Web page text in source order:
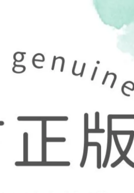
【Palnart Poc 官方正品】EC002 北
斗七星蛇 耳扣耳骨夾｜日本製 職人手
工著色 神祕靈蛇 Senptentrion
NT$747 NT$900